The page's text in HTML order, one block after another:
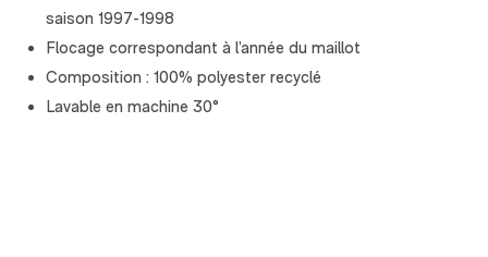
saison 1997-1998
Flocage correspondant à l’année du maillot
Composition : 100% polyester recyclé
Lavable en machine 30°